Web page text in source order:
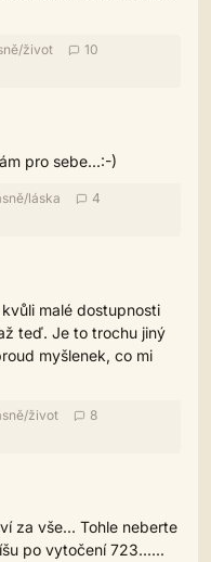
/život
10
pro sebe...:-)
/láska
4
malé dostupnosti
teď. Je to trochu jiný
myšlenek, co mi
/život
8
za vše... Tohle neberte
po vytočení 723......